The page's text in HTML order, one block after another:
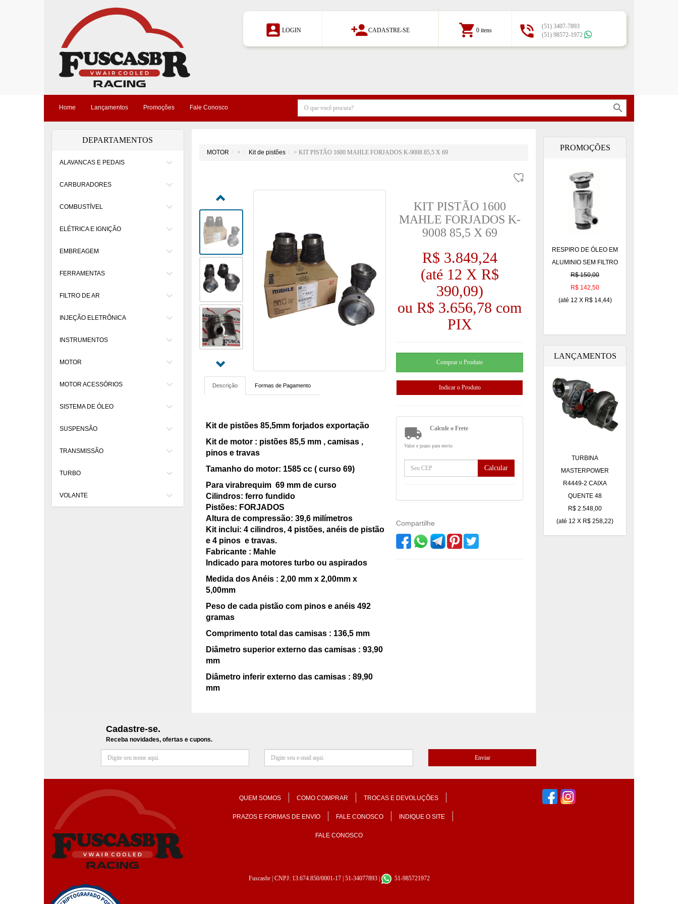
 LOGIN CADASTRE-SE shopping_cart 0 itens 
(51) 3407-7893
(51) 98572-1972
Home Lançamentos Promoções Fale Conosco search
DEPARTAMENTOS
ALAVANCAS E PEDAIS keyboard_arrow_down
CARBURADORES keyboard_arrow_down
COMBUSTÍVEL keyboard_arrow_down
ELÉTRICA E IGNIÇÃO keyboard_arrow_down
EMBREAGEM keyboard_arrow_down
FERRAMENTAS keyboard_arrow_down
FILTRO DE AR keyboard_arrow_down
INJEÇÃO ELETRÔNICA keyboard_arrow_down
INSTRUMENTOS keyboard_arrow_down
MOTOR keyboard_arrow_down
MOTOR ACESSÓRIOS keyboard_arrow_down
SISTEMA DE ÓLEO keyboard_arrow_down
SUSPENSÃO keyboard_arrow_down
TRANSMISSÃO keyboard_arrow_down
TURBO keyboard_arrow_down
VOLANTE keyboard_arrow_down
MOTOR > Kit de pistões > KIT PISTÃO 1600 MAHLE FORJADOS K-9008 85,5 X 69
Descrição Formas de Pagamento
Kit de pistões 85,5mm forjados exportação
Kit de motor : pistões 85,5 mm , camisas ,
pinos e travas
Tamanho do motor: 1585 cc ( curso 69)
Para virabrequim 69 mm de curso
Cilindros: ferro fundido
Pistões: FORJADOS
Altura de compressão: 39,6 milímetros
Kit inclui: 4 cilindros, 4 pistões, anéis de pistão
e 4 pinos e travas.
Fabricante : Mahle
Indicado para motores turbo ou aspirados
Medida dos Anéis : 2,00 mm x 2,00mm x
5,00mm
Peso de cada pistão com pinos e anéis 492
gramas
Comprimento total das camisas : 136,5 mm
Diâmetro superior externo das camisas : 93,90
mm
Diâmetro inferir externo das camisas : 89,90
mm
KIT PISTÃO 1600
MAHLE FORJADOS K-
9008 85,5 X 69
R$ 3.849,24
(até 12 X R$
390,09)
ou R$ 3.656,78 com
PIX
 Calcule o Frete
Valor e prazo para envio
Calcular
Compartilhe
PROMOÇÕES
RESPIRO DE ÓLEO EM
ALUMINIO SEM FILTRO
R$ 150,00
R$ 142,50
(até 12 X R$ 14,44)
LANÇAMENTOS
TURBINA
MASTERPOWER
R4449-2 CAIXA
QUENTE 48
R$ 2.548,00
(até 12 X R$ 258,22)
Cadastre-se.
Receba novidades, ofertas e cupons.
QUEM SOMOS COMO COMPRAR TROCAS E DEVOLUÇÕES
PRAZOS E FORMAS DE ENVIO FALE CONOSCO INDIQUE O SITE
FALE CONOSCO
Fuscasbr| CNPJ: 13.674.850/0001-17 | 51-34077893 | 51-985721972